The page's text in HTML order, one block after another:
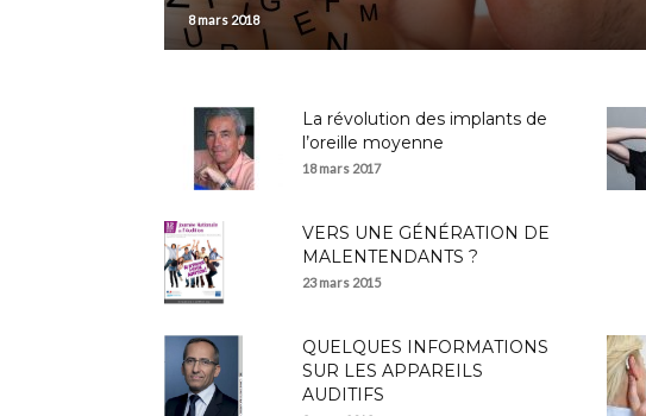
8 mars 2018
La révolution des implants de
l’oreille moyenne
18 mars 2017
VERS UNE GÉNÉRATION DE
MALENTENDANTS ?
23 mars 2015
QUELQUES INFORMATIONS
SUR LES APPAREILS
AUDITIFS